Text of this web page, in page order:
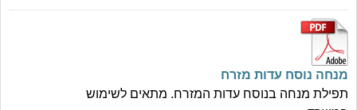
מנחה נוסח עדות מזרח
תפילת מנחה בנוסח עדות המזרח. מתאים לשימוש